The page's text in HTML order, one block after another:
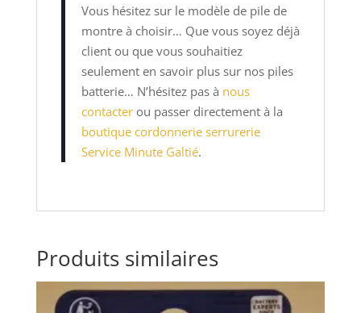
Vous hésitez sur le modèle de pile de
montre à choisir… Que vous soyez déjà
client ou que vous souhaitiez
seulement en savoir plus sur nos piles
batterie… N’hésitez pas à nous
contacterou passer directement à la
boutique cordonnerie serrurerie
Service Minute Galtié.
Produits similaires